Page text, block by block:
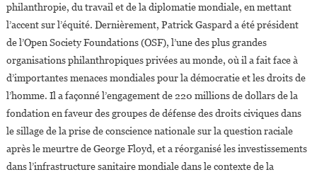
philanthropie, du travail et de la diplomatie mondiale, en mettant
l’accent sur l’équité. Dernièrement, Patrick Gaspard a été président
de l’Open Society Foundations (OSF), l’une des plus grandes
organisations philanthropiques privées au monde, où il a fait face à
d’importantes menaces mondiales pour la démocratie et les droits de
l’homme. Il a façonné l’engagement de 220 millions de dollars de la
fondation en faveur des groupes de défense des droits civiques dans
le sillage de la prise de conscience nationale sur la question raciale
après le meurtre de George Floyd, et a réorganisé les investissements
dans l’infrastructure sanitaire mondiale dans le contexte de la